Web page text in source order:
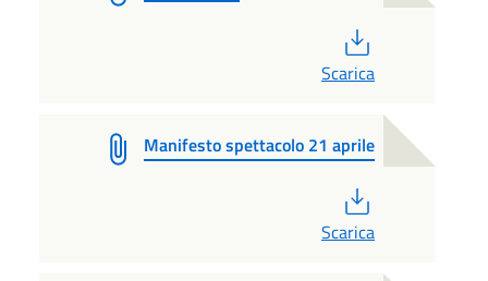
Scarica
Manifesto spettacolo 21 aprile
Scarica